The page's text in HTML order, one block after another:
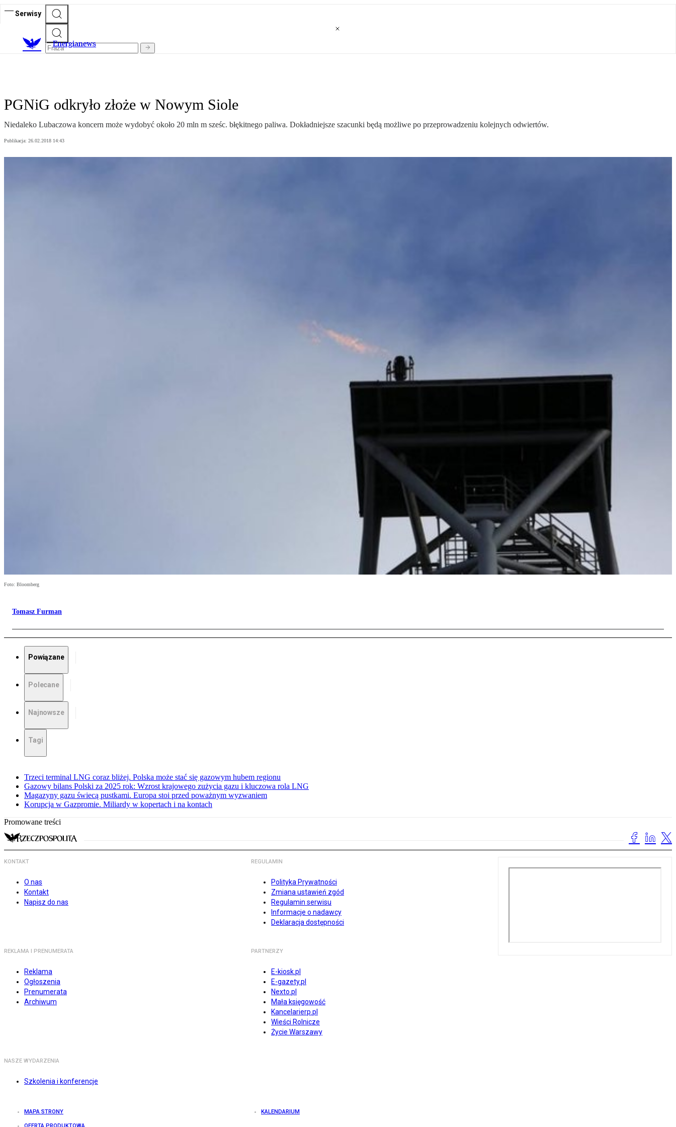
Serwisy
Energianews
PGNiG odkryło złoże w Nowym Siole
Niedaleko Lubaczowa koncern może wydobyć około 20 mln m sześc. błękitnego paliwa. Dokładniejsze szacunki będą możliwe po przeprowadzeniu kolejnych odwiertów.
Publikacja: 26.02.2018 14:43
Foto: Bloomberg
Tomasz Furman
Powiązane
Polecane
Najnowsze
Tagi
Trzeci terminal LNG coraz bliżej. Polska może stać się gazowym hubem regionu
Gazowy bilans Polski za 2025 rok: Wzrost krajowego zużycia gazu i kluczowa rola LNG
Magazyny gazu świecą pustkami. Europa stoi przed poważnym wyzwaniem
Korupcja w Gazpromie. Miliardy w kopertach i na kontach
Promowane treści
KONTAKT
O nas
Kontakt
Napisz do nas
REGULAMIN
Polityka Prywatności
Zmiana ustawień zgód
Regulamin serwisu
Informacje o nadawcy
Deklaracja dostępności
REKLAMA I PRENUMERATA
Reklama
Ogłoszenia
Prenumerata
Archiwum
PARTNERZY
E-kiosk.pl
E-gazety.pl
Nexto.pl
Mała księgowość
Kancelarierp.pl
Wieści Rolnicze
Życie Warszawy
NASZE WYDARZENIA
Szkolenia i konferencje
MAPA STRONY KALENDARIUM